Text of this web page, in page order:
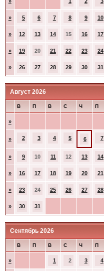
» 5 6 7 8 9 10
» 12 13 14 15 16 17
» 19 20 21 22 23 24
» 26 27 28 29 30 31
Август 2026
В П В С Ч П
»
» 2 3 4 5 6 7
» 9 10 11 12 13 14
» 16 17 18 19 20 21
» 23 24 25 26 27 28
» 30 31
Сентябрь 2026
В П В С Ч П
» 1 2 3 4